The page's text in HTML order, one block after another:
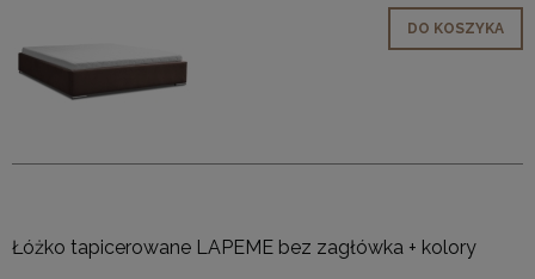
DO KOSZYKA
Łóżko tapicerowane LAPEME bez zagłówka + kolory